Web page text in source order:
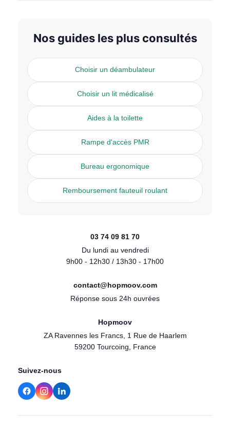
Nos guides les plus consultés
Choisir un déambulateur
Choisir un lit médicalisé
Aides à la toilette
Rampe d'accès PMR
Bureau ergonomique
Remboursement fauteuil roulant
03 74 09 81 70
Du lundi au vendredi
9h00 - 12h30 / 13h30 - 17h00
contact@hopmoov.com
Réponse sous 24h ouvrées
Hopmoov
ZA Ravennes les Francs, 1 Rue de Haarlem
59200 Tourcoing, France
Suivez-nous